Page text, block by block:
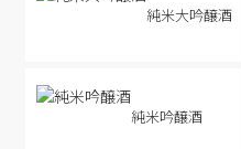
純米大吟醸酒
純米吟醸酒